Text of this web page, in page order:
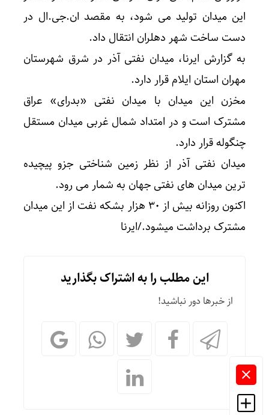
این میدان تولید می شود، به مقصد ان.‌جی.‌ال در
دست ساخت شهر دهلران انتقال داد.
به گزارش ایرنا، میدان نفتی آذر در شرق شهرستان
مهران استان ایلام قرار دارد.
مخزن این میدان با میدان نفتی «بدرای» عراق
مشترک است و در امتداد شمال غربی میدان مستقل
چنگوله قرار دارد.
میدان نفتی آذر از نظر زمین شناختی جزو پیچیده
ترین میدان های نفتی جهان به شمار می رود.
‎اکنون روزانه بیش از ۳۰ هزار بشکه نفت از این میدان
مشترک برداشت می‎شود./ایرنا
این مطلب را به اشتراک بگذارید
از خبرها دور نباشید!